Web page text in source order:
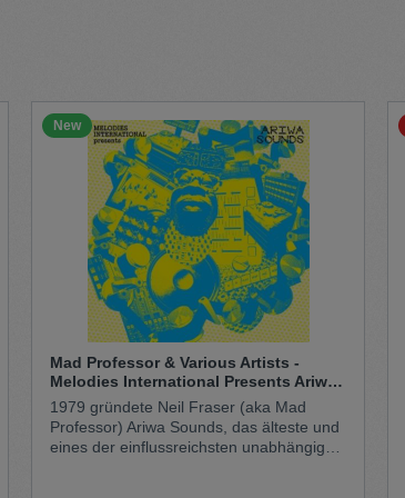
Gürtel
Handschuhe
New
Mad Professor & Various Artists -
Melodies International Presents Ariwa
Sounds (LP)
1979 gründete Neil Fraser (aka Mad
Professor) Ariwa Sounds, das älteste und
eines der einflussreichsten unabhängigen